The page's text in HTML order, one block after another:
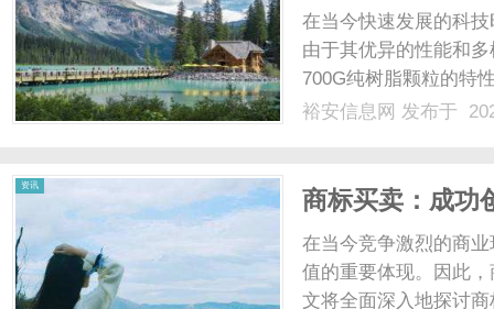
在当今快速发展的科
由于其优异的性能和
700G纯树脂颗粒的特
细的探讨。什么是
裕安信息网 发布于
资讯
商标买卖：成功
在当今竞争激烈的商
值的重要体现。因此
文将全面深入地探讨